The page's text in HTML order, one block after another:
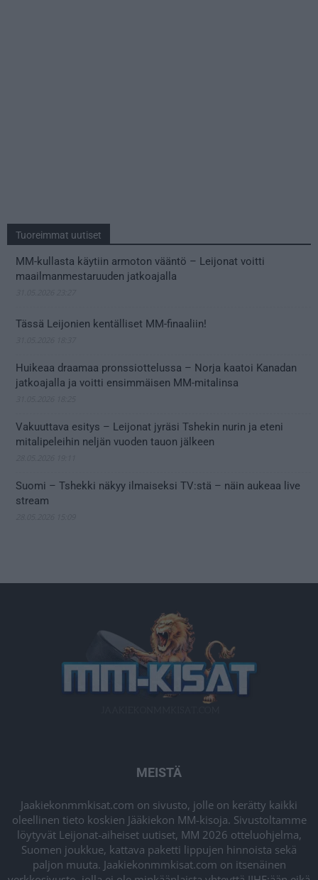
Tuoreimmat uutiset
MM-kullasta käytiin armoton vääntö – Leijonat voitti
maailmanmestaruuden jatkoajalla
Tässä Leijonien kentälliset MM-finaaliin!
Huikeaa draamaa pronssiottelussa – Norja kaatoi Kanadan
jatkoajalla ja voitti ensimmäisen MM-mitalinsa
Vakuuttava esitys – Leijonat jyräsi Tshekin nurin ja eteni
mitalipeleihin neljän vuoden tauon jälkeen
Suomi – Tshekki näkyy ilmaiseksi TV:stä – näin aukeaa live
stream
MEISTÄ
Jaakiekonmmkisat.com on sivusto, jolle on kerätty kaikki
oleellinen tieto koskien Jääkiekon MM-kisoja. Sivustoltamme
löytyvät Leijonat-aiheiset uutiset, MM 2026 otteluohjelma,
Suomen joukkue, kattava paketti lippujen hinnoista sekä
paljon muuta. Jaakiekonmmkisat.com on itsenäinen